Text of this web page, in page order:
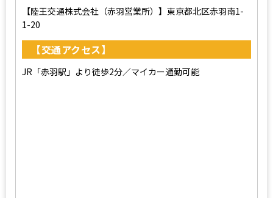
【陸王交通株式会社（⾚⽻営業所）】東京都北区⾚⽻南1-
1-20
【交通アクセス】
JR「赤羽駅」より徒歩2分／マイカー通勤可能